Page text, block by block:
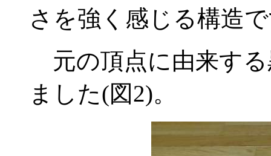
さを強く感じる構造
元の頂点に由来す
ました(図2)。